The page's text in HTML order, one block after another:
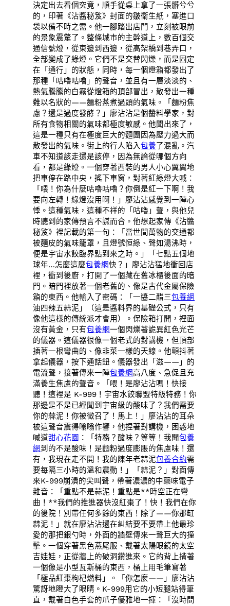
決定出去看個究竟，順手從桌上拿了一張髒兮兮
的，印著《沾醬秘笈》封面的皺衛生紙，塞進口
袋以備不時之需。他一腳踏出店門，立刻被眼前
的景象震驚了。整條城市的主幹道上，數百個交
通信號燈，從東邊到西邊，從高架橋到巷弄口，
全部變成了綠燈。它們不是交替閃爍，而是固定
在「通行」的狀態，同時，每一個燈箱都發出了
那種「咕嚕咕嚕」的聲音，並且有一層淡淡的、
熱氣騰騰的白霧從燈箱的頂部冒出，散發出一種
難以名狀的——麵粉蒸煮過頭的氣味。「麵粉焦
慮？還是過度發酵？」廖沾沾是個醬料學家，對
所有食物相關的氣味都極度敏感。他聞出來了，
這是一種只有在極度巨大的麵團因為壓力過大而
散發出的氣味。街上的行人陷入包養了混亂。汽
車不知道該走還是該停，因為無論從哪個方向
看，都是綠燈。一個穿著西裝的男人小心翼翼地
把車停在路中央，搖下車窗，對著紅綠燈大喊：
「喂！你為什麼咕嚕咕嚕？你倒是紅一下啊！我
要向左轉！綠燈沒用啊！」廖沾沾感覺到一陣心
悸。這種氣味，這種不祥的「咕嚕」聲，與他兒
時聽到的家傳預言不謀而合。他想起家傳《沾醬
秘笈》裡記載的第一句：「當世間萬物的交通都
被麵皮的氣味籠罩，且燈號恒綠、聲如湯沸時，
便是宇宙水餃臨界點到來之時。」「七點五個地
球年…怎麼這麼包養網快？」廖沾沾猛地衝回店
裡，衝到後廚，打開了一個藏在舊冰櫃後面的暗
門。暗門裡放著一個老舊的、像是古代金屬保險
箱的東西。他輸入了密碼：「一醬二醋三包養網
油四辣五蒜泥」（這是醬料界的基礎公式，只有
像他這樣的傳統派才會用）。保險箱打開，裡面
沒有黃金，只有包養網一個閃爍著詭異紅色光芒
的儀器。這儀器很像一個老式的對講機，但頂部
插著一根彎曲的、像韭菜一樣的天線。他顫抖著
拿起儀器，按下通話鈕。儀器發出「滋——」的
電流聲，接著傳來一陣包養網高八度、急促且充
滿養生焦慮的聲音。「喂！是廖沾沾嗎！快接
聽！這裡是 K-999！宇宙水餃聯盟特級特務！你
那邊是不是已經聞到宇宙級的酸味了？我們需要
你的蒜泥！你被徵召了！馬上！」廖沾沾的耳朵
被這聲音震得嗡嗡作響，他捏著對講機，困惑地
喊道甜心花園 ：「特務？酸味？等等！我聞包養
網到的不是酸味！是麵粉過度膨脹的焦慮味！還
有，我現在走不開！我的陳年老蒜泥包養合約需
要每隔三小時的溫和震動！」「蒜泥？」對面傳
來K-999崩潰的尖叫聲，帶著濃濃的中藥味電子
雜音：「重點不是蒜泥！重點是**時空正在彎
曲！**我們的推進器快沒紅棗了！快！我們在你
的後院！別帶任何多餘的東西！除了——你那缸
蒜泥！」就在廖沾沾還在糾結要不要帶上他最珍
愛的那把銀勺時，外面的牆壁傳來一聲巨大的撞
擊。一個穿著黑色燕尾服、戴著太陽眼鏡的太空
吉娃娃，正從牆上的破洞鑽進來。它的背上揹著
一個像是小型瓦斯桶的東西，桶上用毛筆寫著
「極品紅棗枸杞燃料」。「你怎麼——」廖沾沾
驚訝地瞪大了眼睛。K-999用它的小短腿站得筆
直，戴著白色手套的爪子優雅地一揮：「沒時間